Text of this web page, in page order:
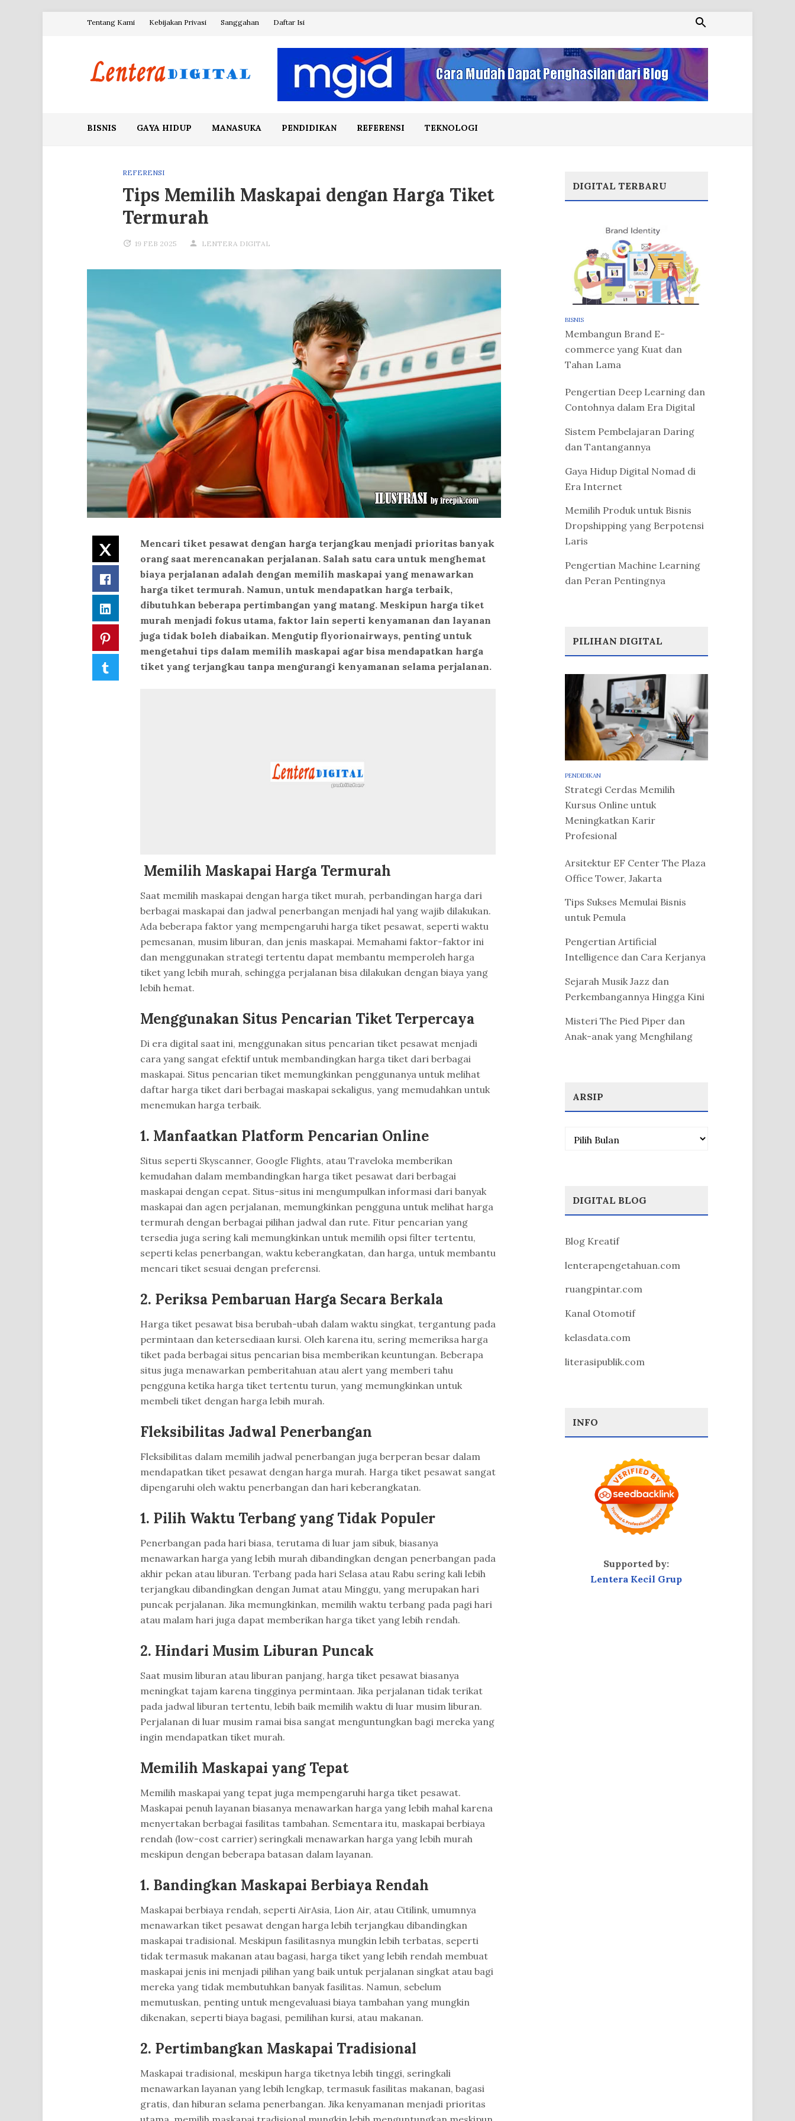
Tentang Kami Kebijakan Privasi Sanggahan Daftar Isi
BISNIS GAYA HIDUP MANASUKA PENDIDIKAN REFERENSI TEKNOLOGI
REFERENSI
Tips Memilih Maskapai dengan Harga Tiket
Termurah
19 FEB 2025 LENTERA DIGITAL
Twitter
Facebook
LinkedIn
Pinterest
Tumblr
Mencari tiket pesawat dengan harga terjangkau menjadi prioritas banyak
orang saat merencanakan perjalanan. Salah satu cara untuk menghemat
biaya perjalanan adalah dengan memilih maskapai yang menawarkan
harga tiket termurah. Namun, untuk mendapatkan harga terbaik,
dibutuhkan beberapa pertimbangan yang matang. Meskipun harga tiket
murah menjadi fokus utama, faktor lain seperti kenyamanan dan layanan
juga tidak boleh diabaikan. Mengutip flyorionairways, penting untuk
mengetahui tips dalam memilih maskapai agar bisa mendapatkan harga
tiket yang terjangkau tanpa mengurangi kenyamanan selama perjalanan.
Memilih Maskapai Harga Termurah
Saat memilih maskapai dengan harga tiket murah, perbandingan harga dari
berbagai maskapai dan jadwal penerbangan menjadi hal yang wajib dilakukan.
Ada beberapa faktor yang mempengaruhi harga tiket pesawat, seperti waktu
pemesanan, musim liburan, dan jenis maskapai. Memahami faktor-faktor ini
dan menggunakan strategi tertentu dapat membantu memperoleh harga
tiket yang lebih murah, sehingga perjalanan bisa dilakukan dengan biaya yang
lebih hemat.
Menggunakan Situs Pencarian Tiket Terpercaya
Di era digital saat ini, menggunakan situs pencarian tiket pesawat menjadi
cara yang sangat efektif untuk membandingkan harga tiket dari berbagai
maskapai. Situs pencarian tiket memungkinkan penggunanya untuk melihat
daftar harga tiket dari berbagai maskapai sekaligus, yang memudahkan untuk
menemukan harga terbaik.
1. Manfaatkan Platform Pencarian Online
Situs seperti Skyscanner, Google Flights, atau Traveloka memberikan
kemudahan dalam membandingkan harga tiket pesawat dari berbagai
maskapai dengan cepat. Situs-situs ini mengumpulkan informasi dari banyak
maskapai dan agen perjalanan, memungkinkan pengguna untuk melihat harga
termurah dengan berbagai pilihan jadwal dan rute. Fitur pencarian yang
tersedia juga sering kali memungkinkan untuk memilih opsi filter tertentu,
seperti kelas penerbangan, waktu keberangkatan, dan harga, untuk membantu
mencari tiket sesuai dengan preferensi.
2. Periksa Pembaruan Harga Secara Berkala
Harga tiket pesawat bisa berubah-ubah dalam waktu singkat, tergantung pada
permintaan dan ketersediaan kursi. Oleh karena itu, sering memeriksa harga
tiket pada berbagai situs pencarian bisa memberikan keuntungan. Beberapa
situs juga menawarkan pemberitahuan atau alert yang memberi tahu
pengguna ketika harga tiket tertentu turun, yang memungkinkan untuk
membeli tiket dengan harga lebih murah.
Fleksibilitas Jadwal Penerbangan
Fleksibilitas dalam memilih jadwal penerbangan juga berperan besar dalam
mendapatkan tiket pesawat dengan harga murah. Harga tiket pesawat sangat
dipengaruhi oleh waktu penerbangan dan hari keberangkatan.
1. Pilih Waktu Terbang yang Tidak Populer
Penerbangan pada hari biasa, terutama di luar jam sibuk, biasanya
menawarkan harga yang lebih murah dibandingkan dengan penerbangan pada
akhir pekan atau liburan. Terbang pada hari Selasa atau Rabu sering kali lebih
terjangkau dibandingkan dengan Jumat atau Minggu, yang merupakan hari
puncak perjalanan. Jika memungkinkan, memilih waktu terbang pada pagi hari
atau malam hari juga dapat memberikan harga tiket yang lebih rendah.
2. Hindari Musim Liburan Puncak
Saat musim liburan atau liburan panjang, harga tiket pesawat biasanya
meningkat tajam karena tingginya permintaan. Jika perjalanan tidak terikat
pada jadwal liburan tertentu, lebih baik memilih waktu di luar musim liburan.
Perjalanan di luar musim ramai bisa sangat menguntungkan bagi mereka yang
ingin mendapatkan tiket murah.
Memilih Maskapai yang Tepat
Memilih maskapai yang tepat juga mempengaruhi harga tiket pesawat.
Maskapai penuh layanan biasanya menawarkan harga yang lebih mahal karena
menyertakan berbagai fasilitas tambahan. Sementara itu, maskapai berbiaya
rendah (low-cost carrier) seringkali menawarkan harga yang lebih murah
meskipun dengan beberapa batasan dalam layanan.
1. Bandingkan Maskapai Berbiaya Rendah
Maskapai berbiaya rendah, seperti AirAsia, Lion Air, atau Citilink, umumnya
menawarkan tiket pesawat dengan harga lebih terjangkau dibandingkan
maskapai tradisional. Meskipun fasilitasnya mungkin lebih terbatas, seperti
tidak termasuk makanan atau bagasi, harga tiket yang lebih rendah membuat
maskapai jenis ini menjadi pilihan yang baik untuk perjalanan singkat atau bagi
mereka yang tidak membutuhkan banyak fasilitas. Namun, sebelum
memutuskan, penting untuk mengevaluasi biaya tambahan yang mungkin
dikenakan, seperti biaya bagasi, pemilihan kursi, atau makanan.
2. Pertimbangkan Maskapai Tradisional
Maskapai tradisional, meskipun harga tiketnya lebih tinggi, seringkali
menawarkan layanan yang lebih lengkap, termasuk fasilitas makanan, bagasi
gratis, dan hiburan selama penerbangan. Jika kenyamanan menjadi prioritas
DIGITAL TERBARU
BISNIS
Membangun Brand E-
commerce yang Kuat dan
Tahan Lama
Pengertian Deep Learning dan
Contohnya dalam Era Digital
Sistem Pembelajaran Daring
dan Tantangannya
Gaya Hidup Digital Nomad di
Era Internet
Memilih Produk untuk Bisnis
Dropshipping yang Berpotensi
Laris
Pengertian Machine Learning
dan Peran Pentingnya
PILIHAN DIGITAL
PENDIDIKAN
Strategi Cerdas Memilih
Kursus Online untuk
Meningkatkan Karir
Profesional
Arsitektur EF Center The Plaza
Office Tower, Jakarta
Tips Sukses Memulai Bisnis
untuk Pemula
Pengertian Artificial
Intelligence dan Cara Kerjanya
Sejarah Musik Jazz dan
Perkembangannya Hingga Kini
Misteri The Pied Piper dan
Anak-anak yang Menghilang
ARSIP
Arsip
DIGITAL BLOG
Blog Kreatif
lenterapengetahuan.com
ruangpintar.com
Kanal Otomotif
kelasdata.com
literasipublik.com
INFO
Supported by:
Lentera Kecil Grup